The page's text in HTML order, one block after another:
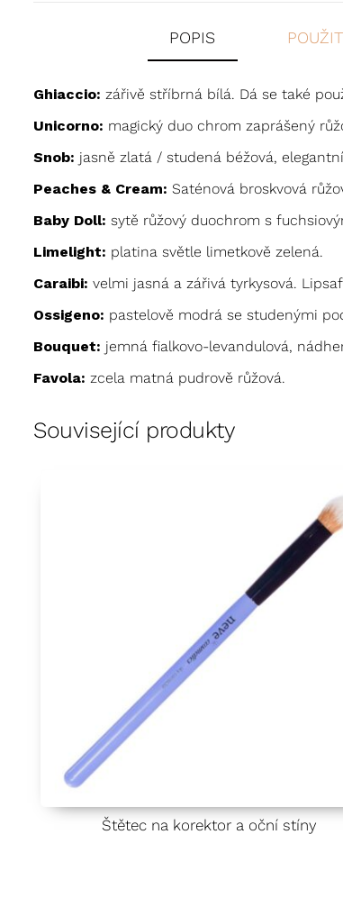
POPIS
Ghiaccio: zářivě stříbrná bílá. Dá se také
Unicorno: magický duo chrom zaprášený
Snob: jasně zlatá / studená béžová,
Peaches & Cream: Saténová broskvová
Baby Doll: sytě růžový duochrom s
Limelight: platina světle limetkově zelená.
Caraibi: velmi jasná a zářivá tyrkysová.
Ossigeno: pastelově modrá se studenými
Bouquet: jemná fialkovo-levandulová,
Favola: zcela matná pudrově růžová.
Související produkty
Štětec na korektor a oční stíny